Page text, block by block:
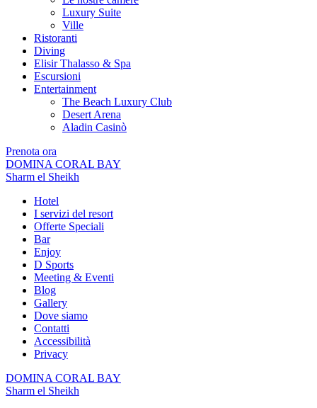
Luxury Suite
Ville
Ristoranti
Diving
Elisir Thalasso & Spa
Escursioni
Entertainment
The Beach Luxury Club
Desert Arena
Aladin Casinò
Prenota ora
DOMINA CORAL BAY
Sharm el Sheikh
Hotel
I servizi del resort
Offerte Speciali
Bar
Enjoy
D Sports
Meeting & Eventi
Blog
Gallery
Dove siamo
Contatti
Accessibilità
Privacy
DOMINA CORAL BAY
Sharm el Sheikh